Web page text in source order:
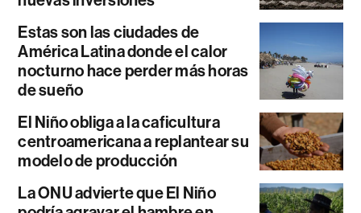
Estas son las ciudades de
América Latina donde el calor
nocturno hace perder más horas
de sueño
El Niño obliga a la caficultura
centroamericana a replantear su
modelo de producción
La ONU advierte que El Niño